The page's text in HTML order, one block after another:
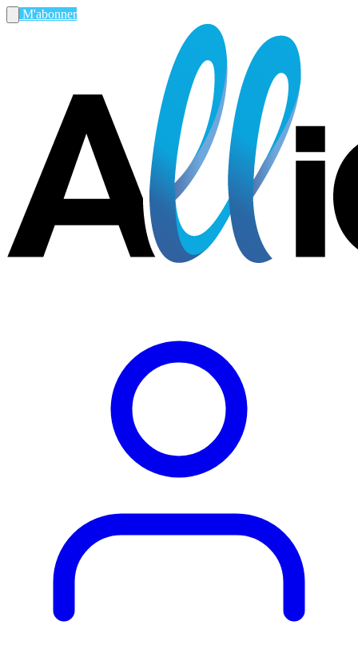
M'abonner